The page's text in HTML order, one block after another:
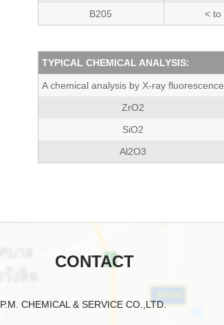
B205
< to
TYPICAL CHEMICAL ANALYSIS:
A chemical analysis by X-ray
ZrO2
SiO2
Al2O3
CONTACT
P.M. CHEMICAL & SERVICE CO.,LTD.